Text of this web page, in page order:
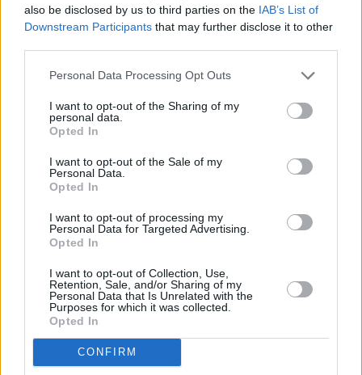
also be disclosed by us to third parties on the IAB’s List of
Downstream Participants that may further disclose it to other
Personal Data Processing Opt Outs
I want to opt-out of the Sharing of my
personal data.
Opted In
I want to opt-out of the Sale of my
Personal Data.
Opted In
I want to opt-out of processing my
Personal Data for Targeted Advertising.
Opted In
I want to opt-out of Collection, Use,
Retention, Sale, and/or Sharing of my
Personal Data that Is Unrelated with the
Purposes for which it was collected.
Opted In
CONFIRM
Die Simpsons (The Simpsons)
Auf der Suche nach Mr. Goodbart (USA,2017
Serie
Übersicht